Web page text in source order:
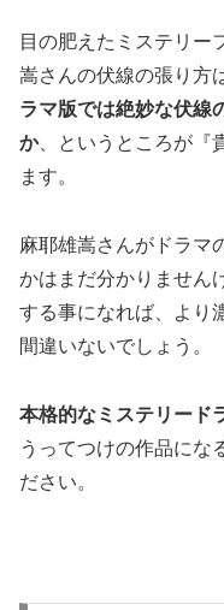
目の肥えたミステリー
嵩さんの伏線の張り方
ラマ版では絶妙な伏線
か、というところが『
ます。
麻耶雄嵩さんがドラマ
かはまだ分かりません
する事になれば、より
間違いないでしょう。
本格的なミステリード
うってつけの作品にな
ださい。